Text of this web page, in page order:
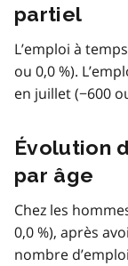
partiel
L’emploi à
ou 0,0 %).
en juillet (−600
Évolution
par âge
Chez les
0,0 %), après
nombre